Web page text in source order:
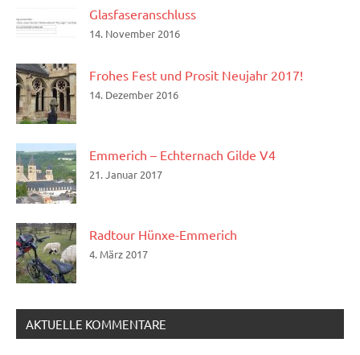
Glasfaseranschluss
14. November 2016
Frohes Fest und Prosit Neujahr 2017!
14. Dezember 2016
Emmerich – Echternach Gilde V4
21. Januar 2017
Radtour Hünxe-Emmerich
4. März 2017
AKTUELLE KOMMENTARE